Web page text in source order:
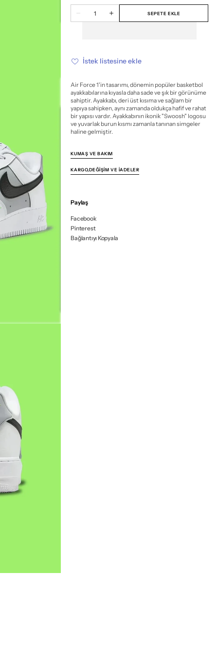
mevcutmevcut
mevcut
mevcutmevcut
mevcut
Air
Volt
için
Nike
Air
Volt
için
SEPETE EKLE
İstek listesine ekle
Air Force 1'in tasarımı, dönemin popüler basketbol
ayakkabılarına kıyasla daha sade ve şık bir görünüme
sahiptir. Ayakkabı, deri üst kısıma ve sağlam bir
yapıya sahipken, aynı zamanda oldukça hafif ve rahat
bir yapısı vardır. Ayakkabının ikonik "Swoosh" logosu
ve yuvarlak burun kısmı zamanla tanınan simgeler
haline gelmiştir.
KUMAŞ VE BAKIM
KARGO,DEĞIŞIM VE İADELER
Paylaş
Facebook
Pinterest
Bağlantıyı Kopyala